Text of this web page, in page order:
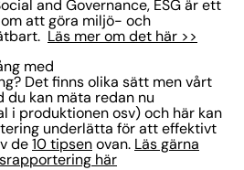
and Governance, ESG är ett
att göra miljö- och
Läs mer om det här >>
med
Det finns olika sätt men vårt
kan mäta redan nu
i produktionen osv) och här kan
underlätta för att effektivt
de 10 tipsen ovan. Läs gärna
här